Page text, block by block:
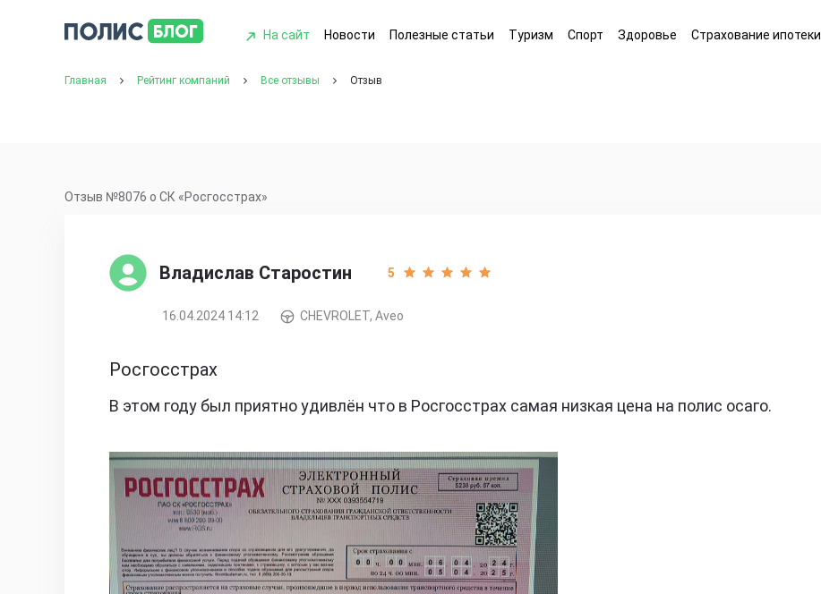
На сайт Новости Полезные статьи Туризм Спорт Здоровье Страхование ипотеки
Главная Рейтинг компаний Все отзывы Отзыв
Отзыв №8076 о СК «Росгосстрах»
Владислав Старостин 5
16.04.2024 14:12 CHEVROLET, Aveo
Росгосстрах
В этом году был приятно удивлён что в Росгосстрах самая низкая цена на полис осаго.